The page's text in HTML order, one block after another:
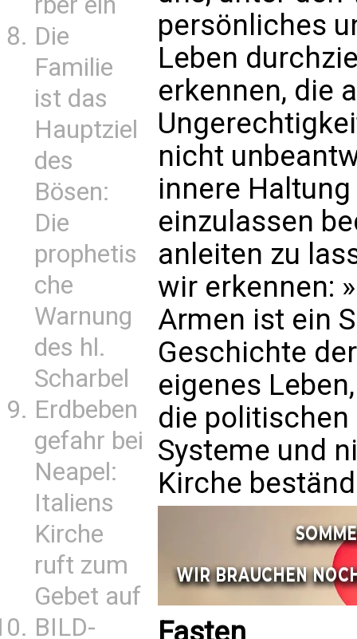
Die
Familie
ist das
Hauptziel
des
Bösen:
Die
prophetis
che
Warnung
des hl.
Scharbel
Erdbeben
gefahr bei
Neapel:
Italiens
Kirche
ruft zum
Gebet auf
BILD-
persönliches
Leben
erkennen, die
nicht
innere
einzulassen
anleiten zu
wir erkennen:
Armen ist ein
Geschichte
eigenes
die
Systeme und
Kirche